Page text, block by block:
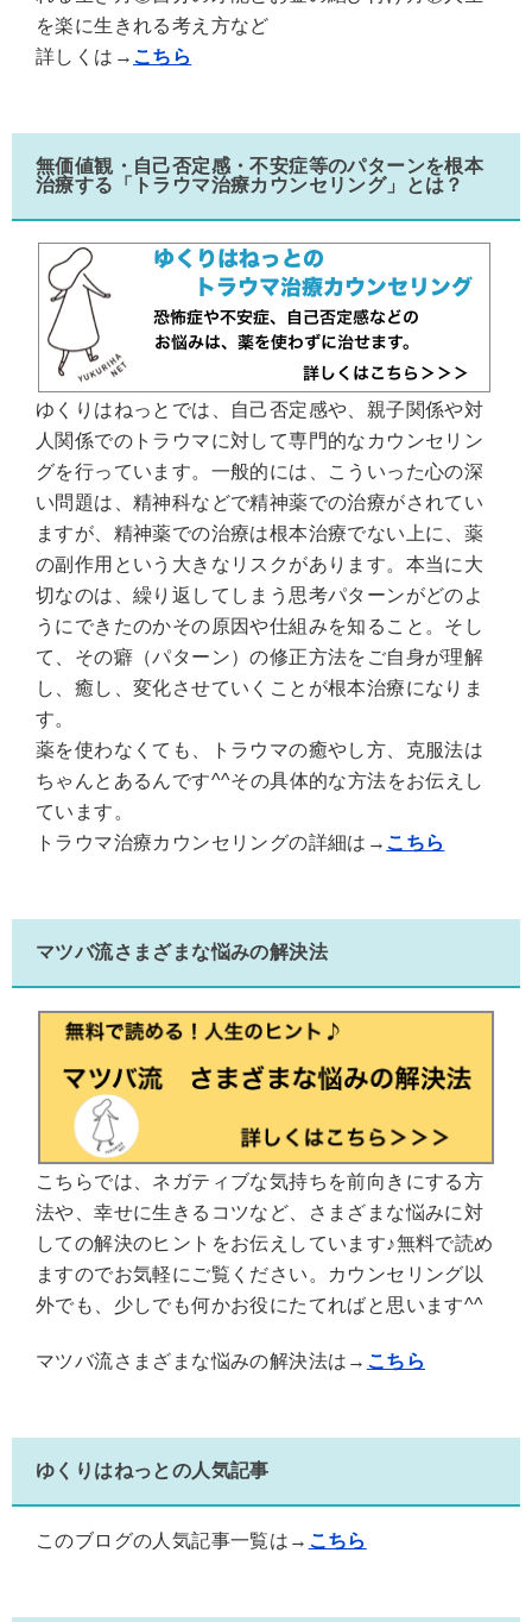
を楽に生きれる考え方など
詳しくは→ こちら
無価値観・自己否定感・不安症等のパターンを根本
治療する「トラウマ治療カウンセリング」とは？
ゆくりはねっとでは、自己否定感や、親子関係や対
人関係でのトラウマに対して専門的なカウンセリン
グを行っています。一般的には、こういった心の深
い問題は、精神科などで精神薬での治療がされてい
ますが、精神薬での治療は根本治療でない上に、薬
の副作用という大きなリスクがあります。本当に大
切なのは、繰り返してしまう思考パターンがどのよ
うにできたのかその原因や仕組みを知ること。そし
て、その癖（パターン）の修正方法をご自身が理解
し、癒し、変化させていくことが根本治療になりま
す。
薬を使わなくても、トラウマの癒やし方、克服法は
ちゃんとあるんです^^その具体的な方法をお伝えし
ています。
トラウマ治療カウンセリングの詳細は→ こちら
マツバ流さまざまな悩みの解決法
こちらでは、ネガティブな気持ちを前向きにする方
法や、幸せに生きるコツなど、さまざまな悩みに対
しての解決のヒントをお伝えしています♪無料で読め
ますのでお気軽にご覧ください。カウンセリング以
外でも、少しでも何かお役にたてればと思います^^
マツバ流さまざまな悩みの解決法は→ こちら
ゆくりはねっとの人気記事
このブログの人気記事一覧は→ こちら